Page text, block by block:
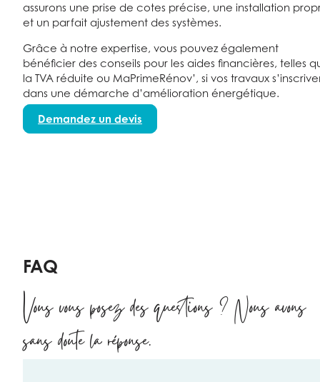
assurons une prise de cotes précise, une installation
et un parfait ajustement des systèmes.
Grâce à notre expertise, vous pouvez également
bénéficier des conseils pour les aides financières, telles
la TVA réduite ou MaPrimeRénov’, si vos travaux
dans une démarche d’amélioration énergétique.
Demandez un devis
FAQ
Vous vous posez des questions ? Nous avons
sans doute la réponse.